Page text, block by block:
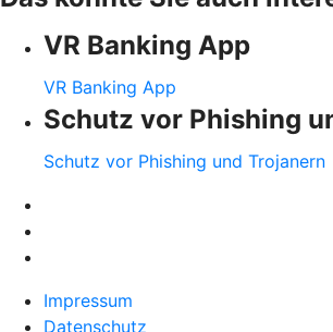
VR Banking App
VR Banking App
Schutz vor Phishing
Schutz vor Phishing und Trojanern
Impressum
Datenschutz